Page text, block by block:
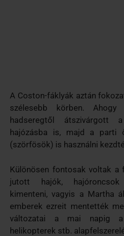
A Coston-fáklyák aztán
szélesebb körben.
hadseregtől átszivárgott
hajózásba is, majd a parti
(szörfösök) is használni
Különösen fontosak voltak a
jutott hajók,
kimenteni, vagyis a Martha
emberek ezreit mentették
változatai a mai napig a
helikopterek stb.